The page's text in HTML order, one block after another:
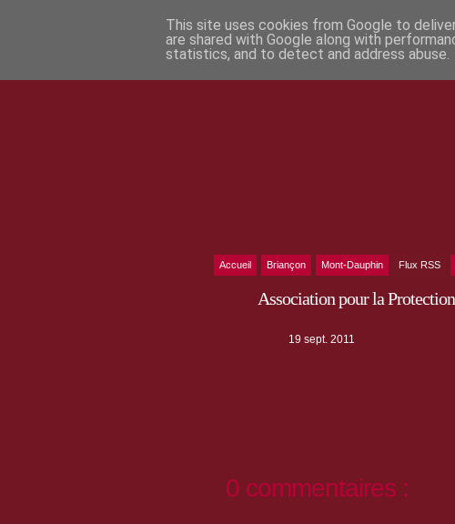
Accueil Briançon Mont-Dauphin Flux RSS
Association pour la
19 sept. 2011
0 commentaires :
This site uses cookies from Google to
are shared with Google along with
statistics, and to detect and address abuse.